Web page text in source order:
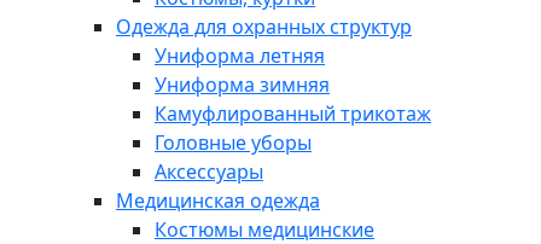
Одежда для охранных структур
Униформа летняя
Униформа зимняя
Камуфлированный трикотаж
Головные уборы
Аксессуары
Медицинская одежда
Костюмы медицинские